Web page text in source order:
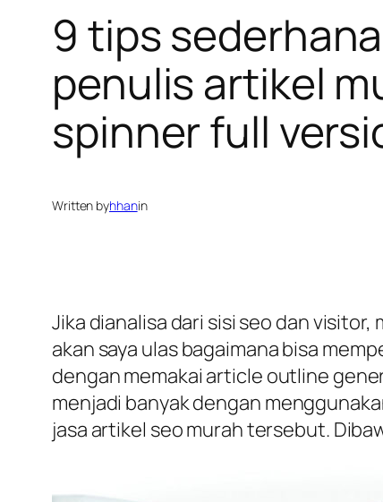
9 tips
penulis artikel
spinner full
Written byhhanin
Jika dianalisa dari sisi seo dan
akan saya ulas bagaimana bisa
dengan memakai article outline
menjadi banyak dengan
jasa artikel seo murah tersebut.